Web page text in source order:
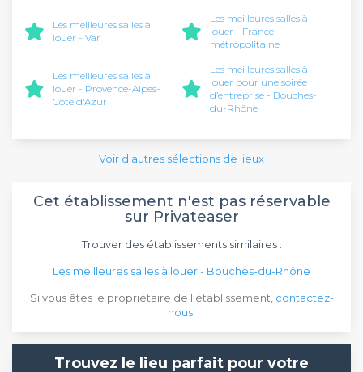
Les meilleures salles à
louer - Var
Les meilleures salles à
louer - France
métropolitaine
Les meilleures salles à
louer - Provence-Alpes-
Côte d'Azur
Les meilleures salles à
louer pour une soirée
d’entreprise - Bouches-
du-Rhône
Voir d'autres sélections de lieux
Cet établissement n'est pas réservable
sur Privateaser
Trouver des établissements similaires :
Les meilleures salles à louer - Bouches-du-Rhône
Si vous êtes le propriétaire de l'établissement, contactez-
nous
Trouvez le lieu parfait pour votre